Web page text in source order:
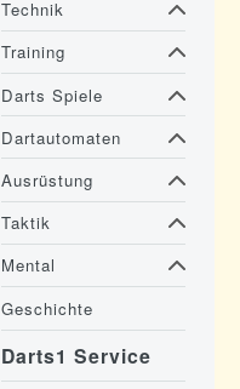
Technik
Training
Darts Spiele
Dartautomaten
Ausrüstung
Taktik
Mental
Geschichte
Darts1 Service